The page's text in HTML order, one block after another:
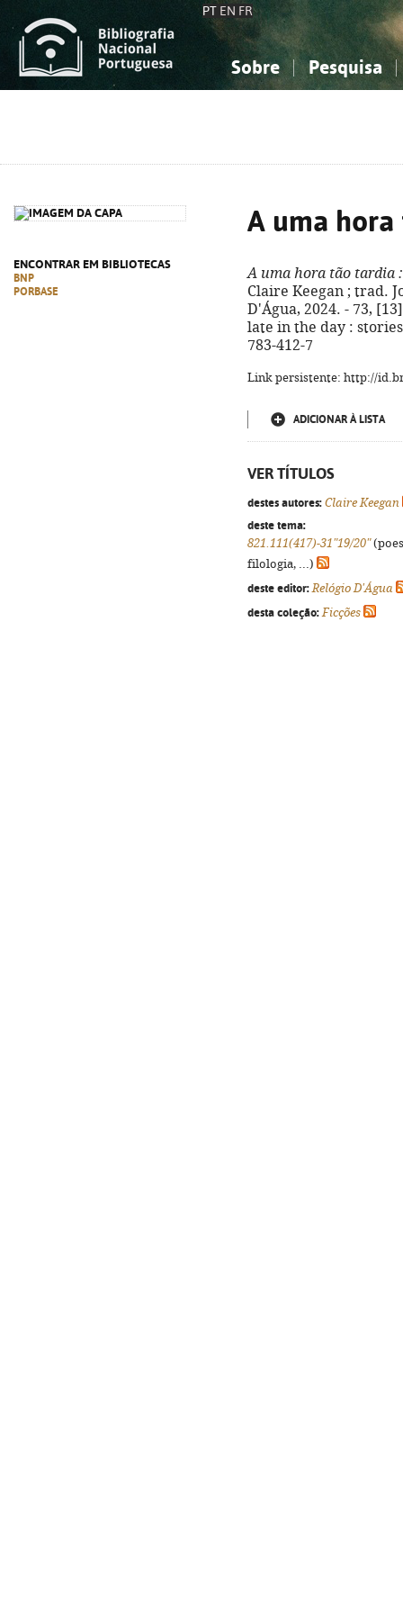
PT EN FR
Sobre Pesquisa
ENCONTRAR EM BIBLIOTECAS
BNP
PORBASE
A uma
A uma hora tão tardia
Claire Keegan ; trad.
D'Água, 2024. - 73,
late in the day :
783-412-7
Link persistente: http://
ADICIONAR À LISTA
VER TÍTULOS
destes autores: Claire Keegan
deste tema:
821.111(417)-31"19/20"
filologia, ...)
deste editor: Relógio D'Água
desta coleção: Ficções